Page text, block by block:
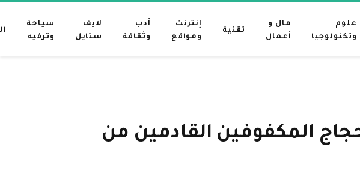
علوم
وتكنولوجيا
مال و
أعمال
تقنية
إنترنت
ومواقع
أدب
وثقافة
لايف
ستايل
سياحة
وترفيه
المكفوفين القادمين من